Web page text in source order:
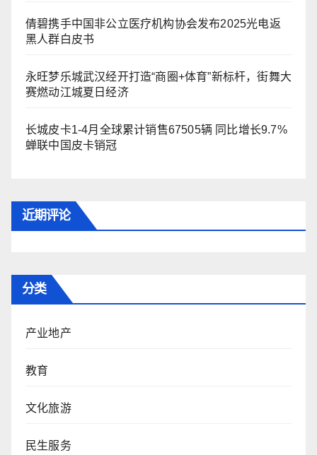
倩碧携手中国非公立医疗机构协会发布2025光电返
黑人群白皮书
永旺梦乐城武汉经开打造“商圈+体育”新标杆，街舞大
赛燃动江城夏日经济
长城皮卡1-4月全球累计销售67505辆 同比增长9.7%
蝉联中国皮卡销冠
近期评论
分类
产业地产
教育
文化旅游
民生服务